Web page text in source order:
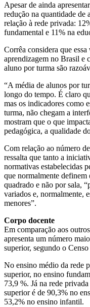
Apesar de ainda
redução na quantidade de
relação à rede privada:
fundamental e 11% na
Corrêa considera que
aprendizagem no Brasil e
aluno por turma são
“A média de alunos por
longo do tempo. É claro
mas os indicadores como
turma, não chegam a
mostram que o que
pedagógica, a qualidade
Com relação ao número
ressalta que tanto a
normativas estabelecidas
que normalmente definem
quadrado e não por sala,
variados e, normalmente,
menores”.
Corpo docente
Em comparação aos
apresenta um número
superior, segundo o Censo
No ensino médio da rede
superior, no ensino
73,9 %. Já na rede
superior é de 90,3% no
53,2% no ensino infantil.